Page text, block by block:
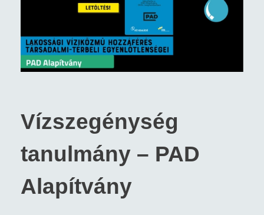
Vízszegénység
tanulmány – PAD
Alapítvány